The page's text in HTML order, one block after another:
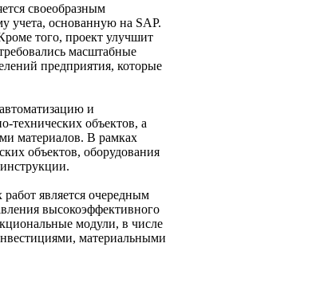
своеобразным
учета, основанную на SAP.
того, проект улучшит
масштабные
предприятия, которые
и
технических объектов, а
материалов. В рамках
объектов, оборудования
является очередным
высокоэффективного
модули, в числе
материальными